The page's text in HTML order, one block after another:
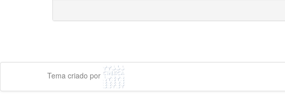
Tema criado por